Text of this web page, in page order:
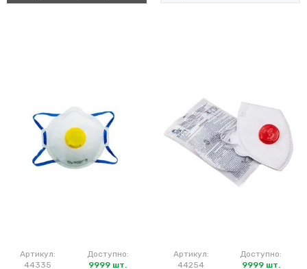
Артикул:
44335
Доступно:
9999 шт.
Артикул:
44254
Доступно:
9999 шт.